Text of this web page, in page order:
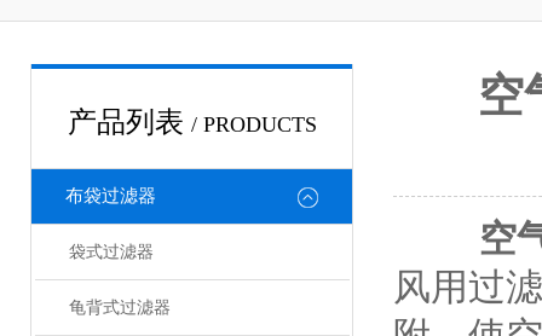
产品列表 / PRODUCTS
布袋过滤器
袋式过滤器
龟背式过滤器
空
空
风用过